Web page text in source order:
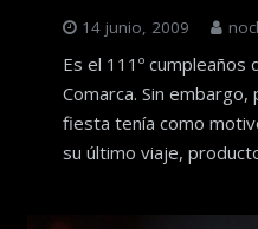
14 junio, 2009
Es el 111º cumpleaños
Comarca. Sin
fiesta tenía como
su último viaje,